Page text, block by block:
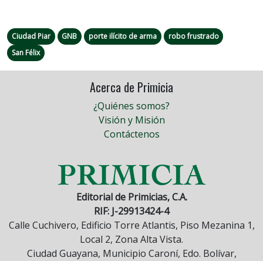
Ciudad Piar GNB porte ilícito de arma
robo frustrado
San Félix
Acerca de Primicia
¿Quiénes somos?
Visión y Misión
Contáctenos
Editorial de Primicias, C.A.
RIF: J-29913424-4
Calle Cuchivero, Edificio Torre Atlantis, Piso Mezanina 1,
Local 2, Zona Alta Vista.
Ciudad Guayana, Municipio Caroní, Edo. Bolívar,